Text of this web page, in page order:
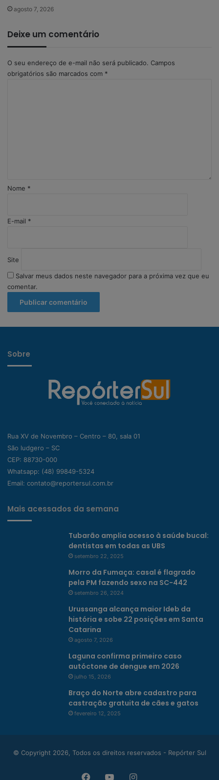
agosto 7, 2026
Deixe um comentário
O seu endereço de e-mail não será publicado. Campos
obrigatórios são marcados com *
*
Nome *
E-mail *
Site
Salvar meus dados neste navegador para a próxima vez que eu
comentar.
Sobre
Rua XV de Novembro – Centro – 80, sala 01
São ludgero – SC
CEP: 88730-000
Whatsapp: (48) 99849-5324
Email: contato@reportersul.com.br
Mais acessados da semana
Tubarão amplia acesso à saúde bucal:
dentistas em todas as UBS
setembro 22, 2025
Morro da Fumaça: casal é flagrado
pela PM fazendo sexo na SC-442
setembro 26, 2024
Urussanga alcança maior Ideb da
história e sobe 22 posições em Santa
Catarina
agosto 7, 2026
Laguna confirma primeiro caso
autóctone de dengue em 2026
julho 15, 2026
Braço do Norte abre cadastro para
castração gratuita de cães e gatos
fevereiro 12, 2025
© Copyright 2026, Todos os direitos reservados - Repórter Sul
Facebook
YouTubeInstagram